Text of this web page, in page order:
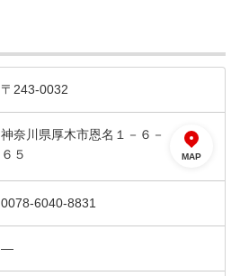
〒243-0032
神奈川県厚木市恩名１－６－
６５
MAP
0078-6040-8831
―